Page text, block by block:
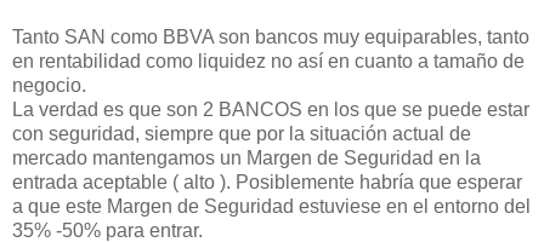
Tanto SAN como BBVA son bancos muy equiparables, tanto
en rentabilidad como liquidez no así en cuanto a tamaño de
negocio.
La verdad es que son 2 BANCOS en los que se puede estar
con seguridad, siempre que por la situación actual de
mercado mantengamos un Margen de Seguridad en la
entrada aceptable ( alto ). Posiblemente habría que esperar
a que este Margen de Seguridad estuviese en el entorno del
35% -50% para entrar.